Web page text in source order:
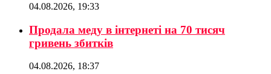
04.08.2026, 19:33
Продала меду в інтернеті на 70 тисяч
гривень збитків
04.08.2026, 18:37